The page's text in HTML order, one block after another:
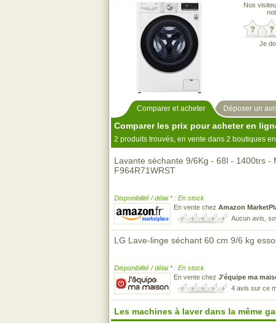
Nos
Je
Comparer et acheter Déposer un
Comparer les prix pour acheter en
2 produits trouvés, en vente dans 2 boutiques
Lavante séchante 9/6Kg - 68l - 1400trs -
F964R71WRST
Disponibilité / délai * : En stock
En vente chez Amazon
Aucun avis,
LG Lave-linge séchant 60 cm 9/6 kg
Disponibilité / délai * : En stock
En vente chez J'équipe ma
4 avis sur ce
Les machines à laver dans la même